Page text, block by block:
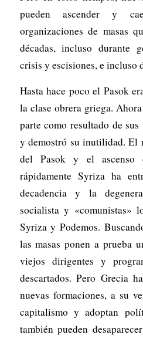
pueden ascender y
organizaciones de masas
décadas, incluso durante
crisis y escisiones, e incluso
Hasta hace poco el Pasok
la clase obrera griega.
parte como resultado de
y demostró su inutilidad. El
del Pasok y el ascenso
rápidamente Syriza ha
decadencia y la
socialista y «comunistas»
Syriza y Podemos.
las masas ponen a prueba
viejos dirigentes y
descartados. Pero Grecia
nuevas formaciones, a su
capitalismo y adoptan
también pueden